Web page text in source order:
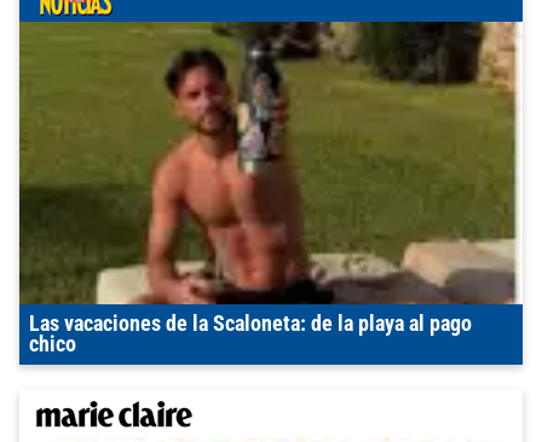
Las vacaciones de la Scaloneta: de la playa al pago
chico